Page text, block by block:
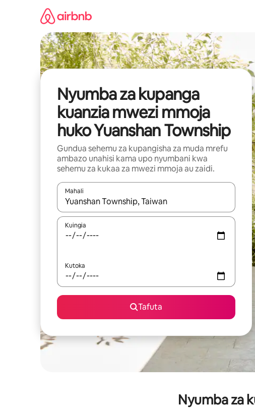
Nyumba za kupanga
kuanzia mwezi mmoja
huko Yuanshan Township
Gundua sehemu za kupangisha za muda mrefu
ambazo unahisi kama upo nyumbani kwa
sehemu za kukaa za mwezi mmoja au zaidi.
Mahali
Wakati matokeo yanapatikana, vinjari kwa kutumia vitufe
Kuingia
Kutoka
Tafuta
Nyumba za